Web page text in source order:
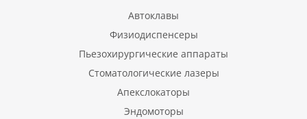
Автоклавы
Физиодиспенсеры
Пьезохирургические аппараты
Стоматологические лазеры
Апекслокаторы
Эндомоторы